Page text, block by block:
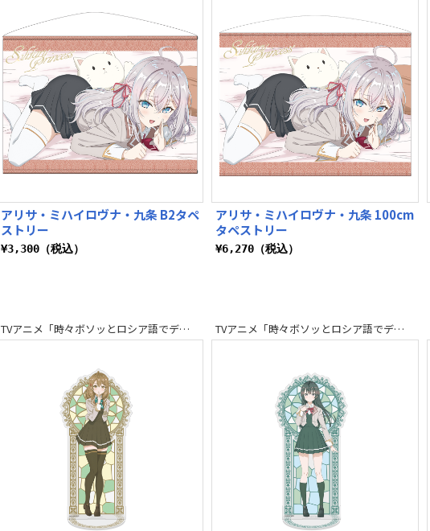
アリサ・ミハイロヴナ・九条 B2タペ
ストリー
¥3,300（税込）
アリサ・ミハイロヴナ・九条 100cm
タペストリー
¥6,270（税込）
TVアニメ「時々ボソッとロシア語でデレる隣のアーリャさん」 TVアニメ「時々ボソッとロシア語でデレる隣のアーリャさん」